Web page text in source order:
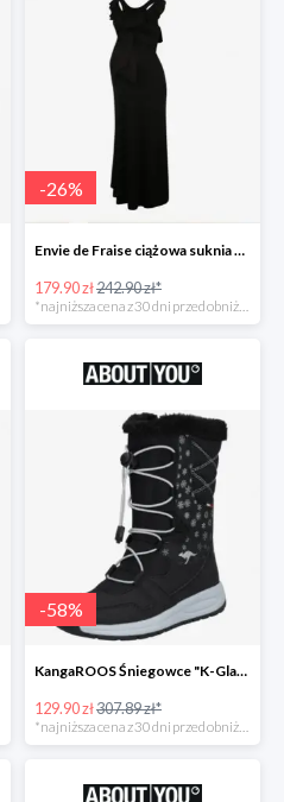
-26%
Envie de Fraise ciążowa suknia wieczorowa 'Lucille' -26%
179.90 zł242.90 zł*
-58%
KangaROOS Śniegowce "K-Glaze RTX -60%
129.90 zł307.89 zł*
*najniższa cena z 30 dni przed obniżką